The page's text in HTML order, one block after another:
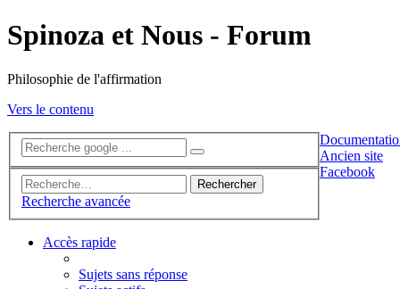
Spinoza et Nous - Forum
Philosophie de l'affirmation
Vers le contenu
Ancien site
Facebook
Rechercher
Recherche avancée
Accès rapide
Sujets sans réponse